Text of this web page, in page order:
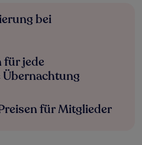
bei
für jede
für Mitglieder